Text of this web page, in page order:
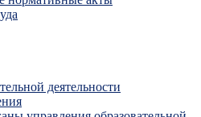
деятельности